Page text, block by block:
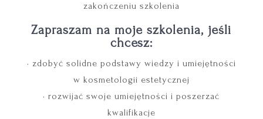
zakończeniu szkolenia
Zapraszam na moje szkolenia, jeśli
chcesz:
• zdobyć solidne podstawy wiedzy i umiejętności
w kosmetologii estetycznej
• rozwijać swoje umiejętności i poszerzać
kwalifikacje